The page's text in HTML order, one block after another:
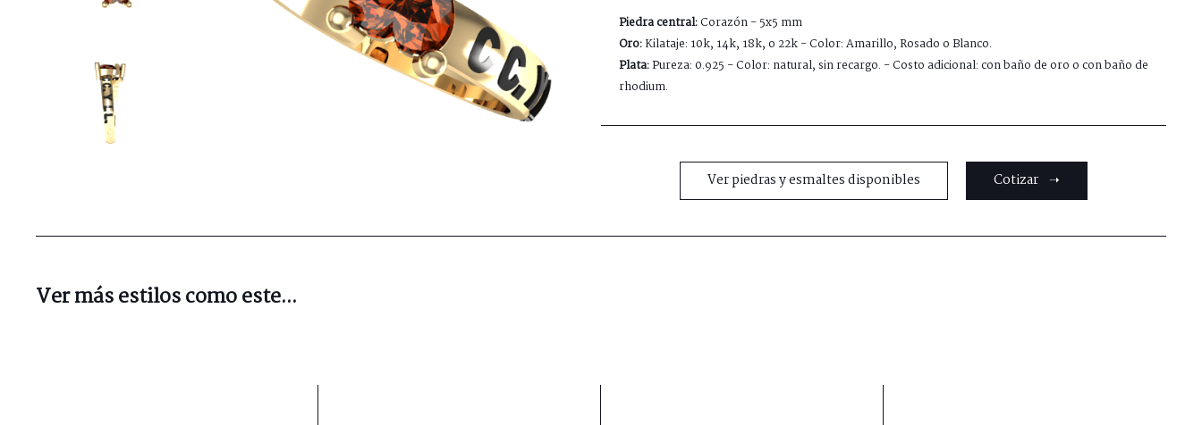
Piedra central:Corazón - 5x5 mm
Oro:Kilataje: 10k, 14k, 18k, o 22k - Color: Amarillo, Rosado o Blanco.
Plata:Pureza: 0.925 - Color: natural, sin recargo. - Costo adicional: con baño de oro o con baño de
rhodium.
Ver piedras y esmaltes disponibles Cotizar ➝
Ver más estilos como este...